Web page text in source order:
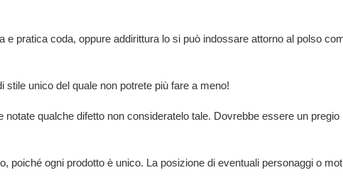
pratica coda, oppure addirittura lo si può indossare attorno al polso
unico del quale non potrete più fare a meno!
qualche difetto non consideratelo tale. Dovrebbe essere un
ogni prodotto è unico. La posizione di eventuali personaggi o